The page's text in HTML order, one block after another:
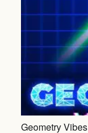
Geometry Vibes